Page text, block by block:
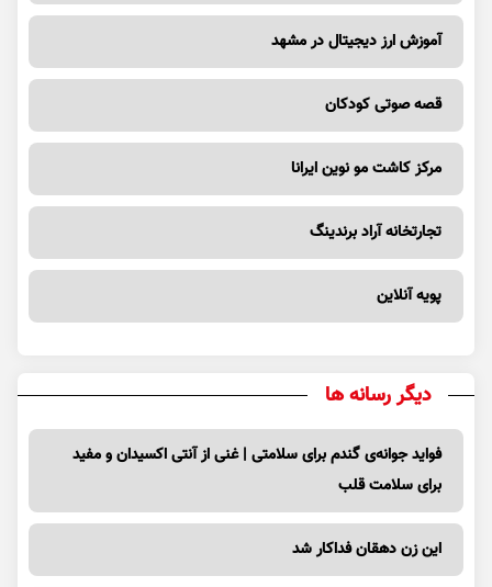
آموزش ارز دیجیتال در مشهد
قصه صوتی کودکان
مرکز کاشت مو نوین ایرانا
تجارتخانه آراد برندینگ
پویه آنلاین
دیگر رسانه ها
فواید جوانه‌ی گندم برای سلامتی | غنی از آنتی اکسیدان و مفید
برای سلامت قلب
این زن دهقان فداکار شد